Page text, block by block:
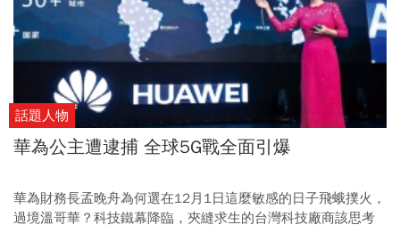
話題人物
華為公主遭逮捕 全球5G戰全面引爆
華為財務長孟晚舟為何選在12月1日這麼敏感的日子飛蛾撲火，
過境溫哥華？科技鐵幕降臨，夾縫求生的台灣科技廠商該思考